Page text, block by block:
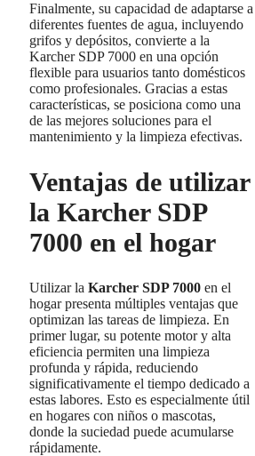
Finalmente, su capacidad de adaptarse a
diferentes fuentes de agua, incluyendo
grifos y depósitos, convierte a la
Karcher SDP 7000 en una opción
flexible para usuarios tanto domésticos
como profesionales. Gracias a estas
características, se posiciona como una
de las mejores soluciones para el
mantenimiento y la limpieza efectivas.
Ventajas de utilizar
la Karcher SDP
7000 en el hogar
Utilizar la Karcher SDP 7000 en el
hogar presenta múltiples ventajas que
optimizan las tareas de limpieza. En
primer lugar, su potente motor y alta
eficiencia permiten una limpieza
profunda y rápida, reduciendo
significativamente el tiempo dedicado a
estas labores. Esto es especialmente útil
en hogares con niños o mascotas,
donde la suciedad puede acumularse
rápidamente.